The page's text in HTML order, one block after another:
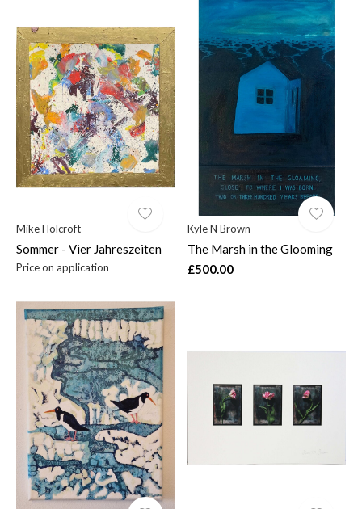
Mike Holcroft
Sommer - Vier Jahreszeiten
Price on application
Kyle N Brown
The Marsh in the Glooming
£500.00